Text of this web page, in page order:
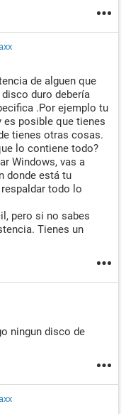
de alguen que
duro debería
.Por ejemplo tu
es posible que tienes
tienes otras cosas.
lo contiene todo?
Windows, vas a
donde está tu
todo lo
pero si no sabes
Tienes un
ningun disco de